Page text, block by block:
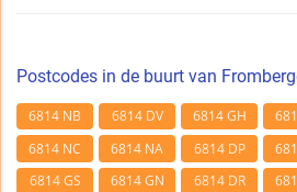
Postcodes in de buurt van
6814 NB 6814 DV 6814 GH
6814 NC
6814 NA 6814 DP
6814 GS
6814 GN 6814 DR